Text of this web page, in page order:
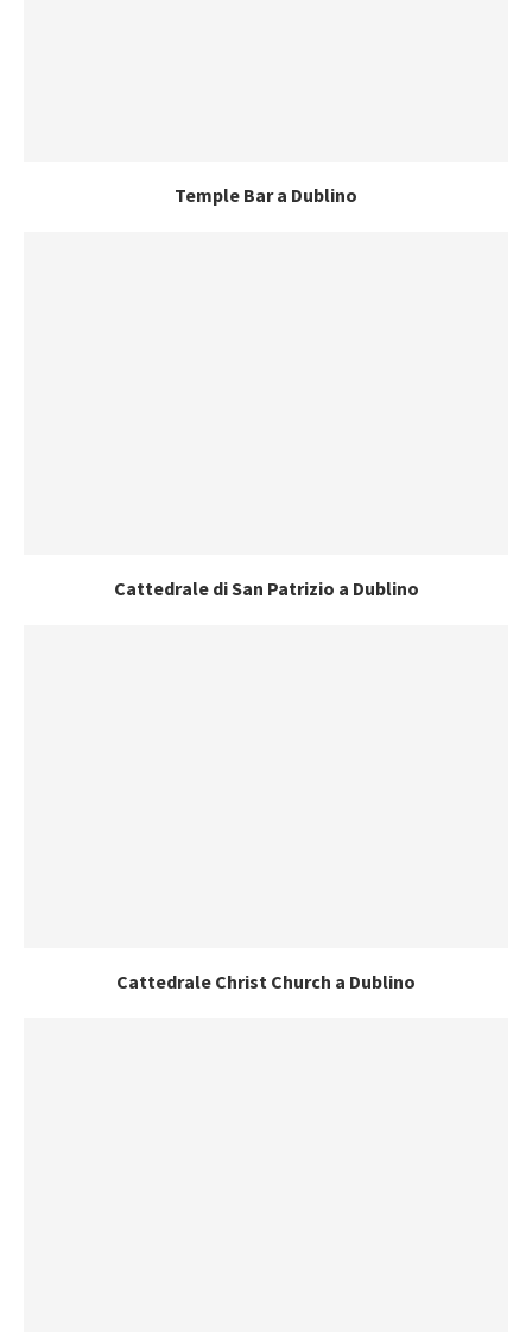
Temple Bar a Dublino
Cattedrale di San Patrizio a Dublino
Cattedrale Christ Church a Dublino